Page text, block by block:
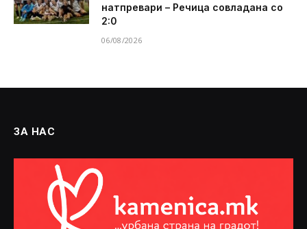
натпревари – Речица совладана со
2:0
06/08/2026
ЗА НАС